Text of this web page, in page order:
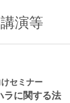
演等
セミナー
ラに関する法